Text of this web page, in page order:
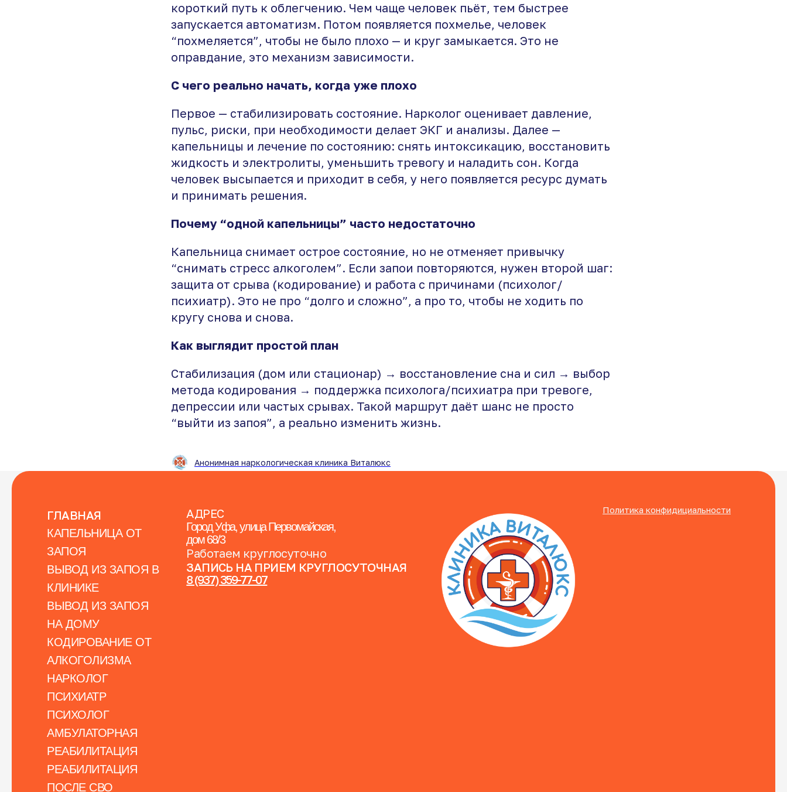
короткий путь к облегчению. Чем чаще человек пьёт, тем быстрее
запускается автоматизм. Потом появляется похмелье, человек
“похмеляется”, чтобы не было плохо — и круг замыкается. Это не
оправдание, это механизм зависимости.
С чего реально начать, когда уже плохо
Первое — стабилизировать состояние. Нарколог оценивает давление,
пульс, риски, при необходимости делает ЭКГ и анализы. Далее —
капельницы и лечение по состоянию: снять интоксикацию, восстановить
жидкость и электролиты, уменьшить тревогу и наладить сон. Когда
человек высыпается и приходит в себя, у него появляется ресурс думать
и принимать решения.
Почему “одной капельницы” часто недостаточно
Капельница снимает острое состояние, но не отменяет привычку
“снимать стресс алкоголем”. Если запои повторяются, нужен второй шаг:
защита от срыва (кодирование) и работа с причинами (психолог/
психиатр). Это не про “долго и сложно”, а про то, чтобы не ходить по
кругу снова и снова.
Как выглядит простой план
Стабилизация (дом или стационар) → восстановление сна и сил → выбор
метода кодирования → поддержка психолога/психиатра при тревоге,
депрессии или частых срывах. Такой маршрут даёт шанс не просто
“выйти из запоя”, а реально изменить жизнь.
Анонимная наркологическая клиника Виталюкс
ГЛАВНАЯ
КАПЕЛЬНИЦА ОТ
ЗАПОЯ
ВЫВОД ИЗ ЗАПОЯ В
КЛИНИКЕ
ВЫВОД ИЗ ЗАПОЯ
НА ДОМУ
КОДИРОВАНИЕ ОТ
АЛКОГОЛИЗМА
НАРКОЛОГ
ПСИХИАТР
ПСИХОЛОГ
АМБУЛАТОРНАЯ
РЕАБИЛИТАЦИЯ
РЕАБИЛИТАЦИЯ
ПОСЛЕ СВО
АДРЕС
Город Уфа, улица Первомайская,
дом 68/3
Работаем круглосуточно
ЗАПИСЬ НА ПРИЕМ КРУГЛОСУТОЧНАЯ
8 (937) 359-77-07
Политика конфидициальности